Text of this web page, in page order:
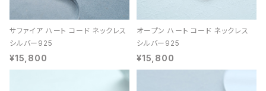
サファイア ハート コード ネックレス
シルバー925
¥15,800
オープン ハート コード ネックレス
シルバー925
¥15,800